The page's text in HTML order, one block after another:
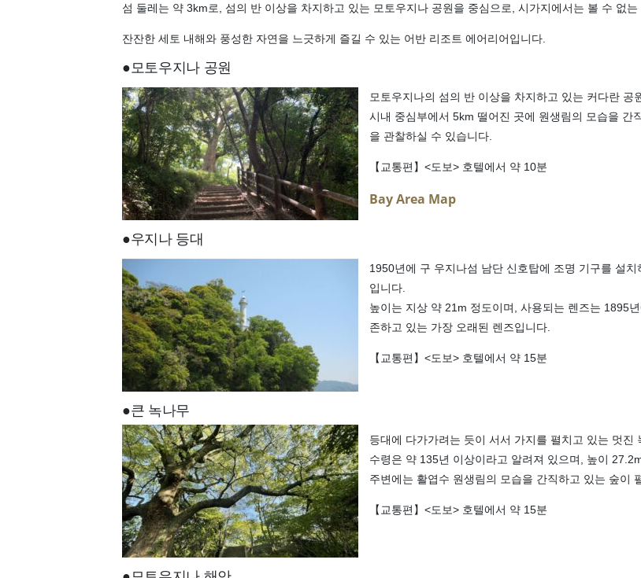
섬 둘레는 약 3km로, 섬의 반 이상을 차지하고 있는 모토우지나 공원을 중심으로, 시가지에서는 볼 수 없
잔잔한 세토 내해와 풍성한 자연을 느긋하게 즐길 수 있는 어반 리조트 에어리어입니다.
● 모토우지나 공원
모토우지나의 섬의 반 이상을 차지하고 있는 커다란 공
시내 중심부에서 5km 떨어진 곳에 원생림의 모습을 간
을 관찰하실 수 있습니다.
【교통편】<도보> 호텔에서 약 10분
Bay Area Map
●우지나 등대
1950년에 구 우지나섬 남단 신호탑에 조명 기구를 설
입니다.
높이는 지상 약 21m 정도이며, 사용되는 렌즈는 1895
존하고 있는 가장 오래된 렌즈입니다.
【교통편】<도보> 호텔에서 약 15분
●큰 녹나무
등대에 다가가려는 듯이 서서 가지를 펼치고 있는 멋진
수령은 약 135년 이상이라고 알려져 있으며, 높이
주변에는 활엽수 원생림의 모습을 간직하고 있는 숲이
【교통편】<도보> 호텔에서 약 15분